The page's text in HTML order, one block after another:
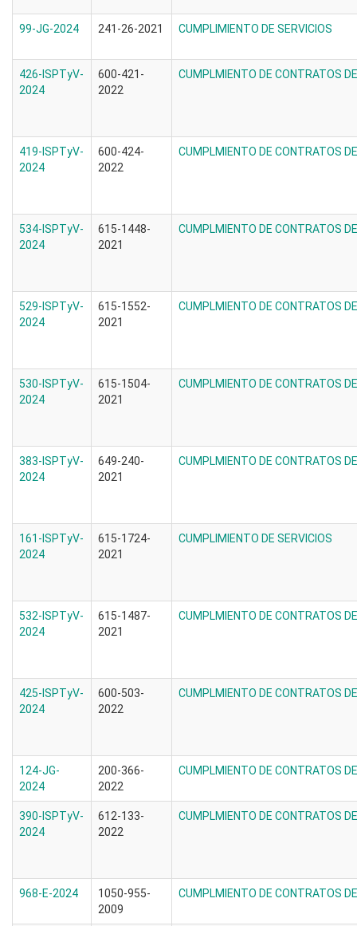
99-JG-2024 241-26-2021 CUMPLIMIENTO DE SERVICIOS
426-ISPTyV-
2024
600-421-
2022
CUMPLMIENTO DE CONTRATOS
419-ISPTyV-
2024
600-424-
2022
CUMPLMIENTO DE CONTRATOS
534-ISPTyV-
2024
615-1448-
2021
CUMPLMIENTO DE CONTRATOS
529-ISPTyV-
2024
615-1552-
2021
CUMPLMIENTO DE CONTRATOS
530-ISPTyV-
2024
615-1504-
2021
CUMPLMIENTO DE CONTRATOS
383-ISPTyV-
2024
649-240-
2021
CUMPLMIENTO DE CONTRATOS
161-ISPTyV-
2024
615-1724-
2021
CUMPLIMIENTO DE SERVICIOS
532-ISPTyV-
2024
615-1487-
2021
CUMPLMIENTO DE CONTRATOS
425-ISPTyV-
2024
600-503-
2022
CUMPLMIENTO DE CONTRATOS
124-JG-
2024
200-366-
2022
CUMPLMIENTO DE CONTRATOS
390-ISPTyV-
2024
612-133-
2022
CUMPLMIENTO DE CONTRATOS
968-E-2024
1050-955-
2009
CUMPLMIENTO DE CONTRATOS